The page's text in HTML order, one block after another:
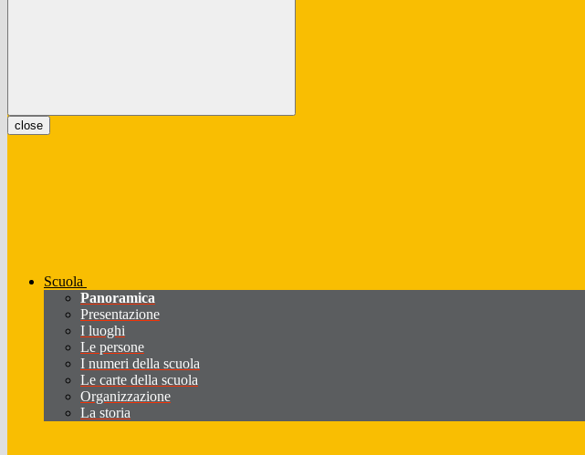
close
Scuola
Panoramica
Presentazione
I luoghi
Le persone
I numeri della scuola
Le carte della scuola
Organizzazione
La storia